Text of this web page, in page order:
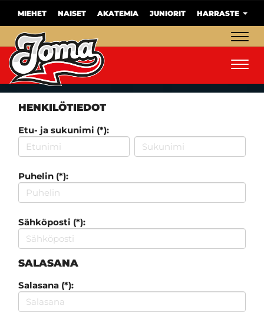
MIEHET NAISET AKATEMIA JUNIORIT HARRASTE
HENKILÖTIEDOT
Etu- ja sukunimi (*):
Puhelin (*):
Sähköposti (*):
SALASANA
Salasana (*):